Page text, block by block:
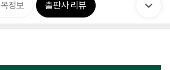
정보 출판사 리뷰